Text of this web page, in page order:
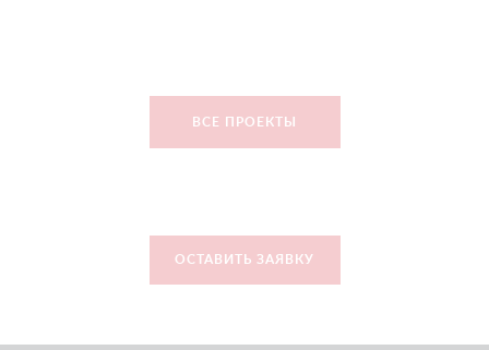
ВСЕ ПРОЕКТЫ
ОСТАВИТЬ ЗАЯВКУ